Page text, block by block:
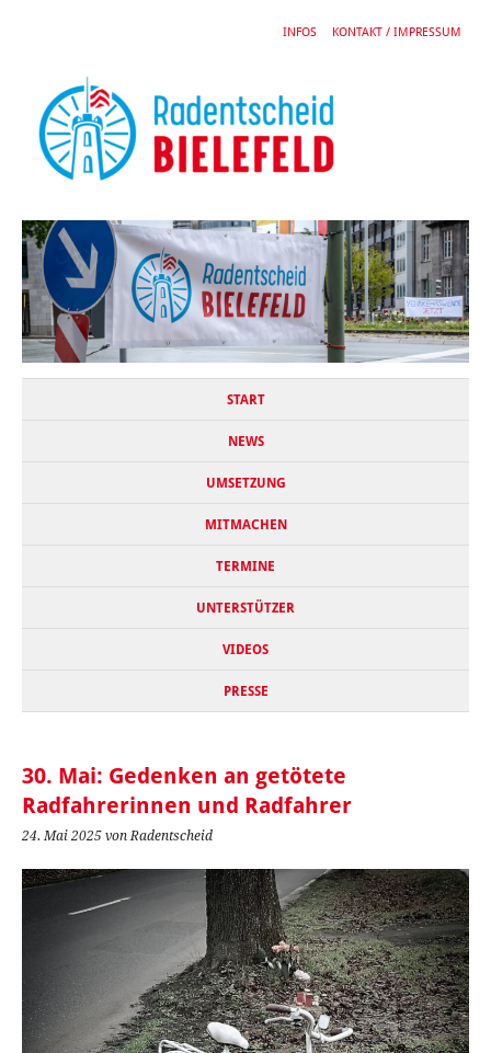
INFOS KONTAKT / IMPRESSUM
START
NEWS
UMSETZUNG
MITMACHEN
TERMINE
UNTERSTÜTZER
VIDEOS
PRESSE
30. Mai: Gedenken an getötete
Radfahrerinnen und Radfahrer
24. Mai 2025 von Radentscheid